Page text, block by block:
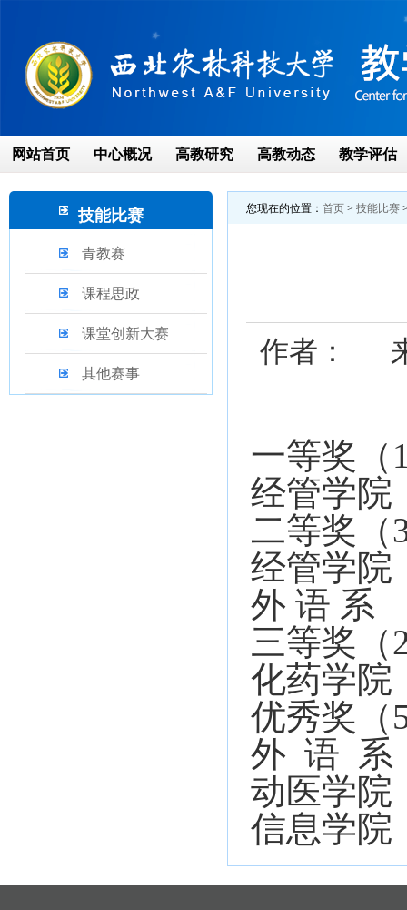
网站首页 中心概况 高教研究 高教动态 教学评估
技能比赛
青教赛
课程思政
课堂创新大赛
其他赛事
您现在的位置： 首页 > 技能比赛
作者：
一等奖（
经管学
二等奖（
经管学
外 语
三等奖（
化药
优秀奖（
外 语
动医学
信息学